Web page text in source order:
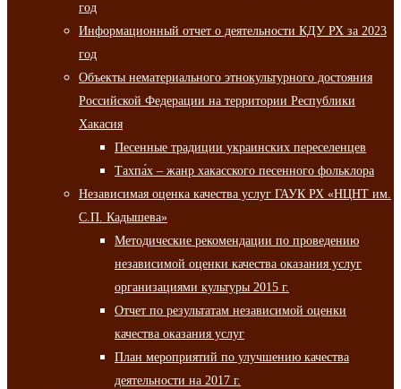
год
Информационный отчет о деятельности КДУ РХ за 2023
год
Объекты нематериального этнокультурного достояния
Российской Федерации на территории Республики
Хакасия
Песенные традиции украинских переселенцев
Тахпа́х – жанр хакасского песенного фольклора
Независимая оценка качества услуг ГАУК РХ «НЦНТ им.
С.П. Кадышева»
Методические рекомендации по проведению
независимой оценки качества оказания услуг
организациями культуры 2015 г.
Отчет по результатам независимой оценки
качества оказания услуг
План мероприятий по улучшению качества
деятельности на 2017 г.